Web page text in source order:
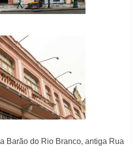
Barão do Rio Branco, antiga Rua